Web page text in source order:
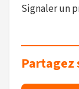
Signaler un
Partagez